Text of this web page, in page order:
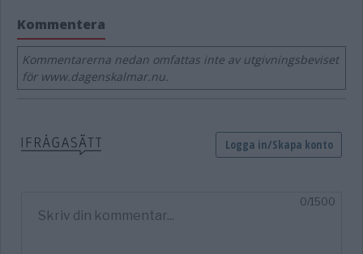
Kommentera
Kommentarerna nedan omfattas inte av utgivningsbeviset
för www.dagenskalmar.nu.